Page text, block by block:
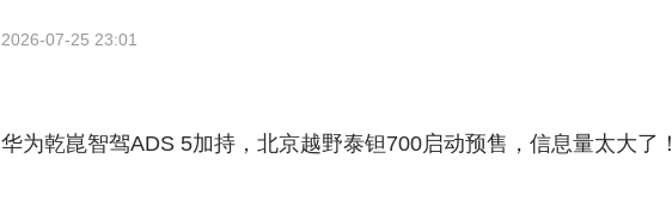
2026-07-25 23:01
华为乾崑智驾ADS 5加持，北京越野泰钽700启动预售，信息量太大了！